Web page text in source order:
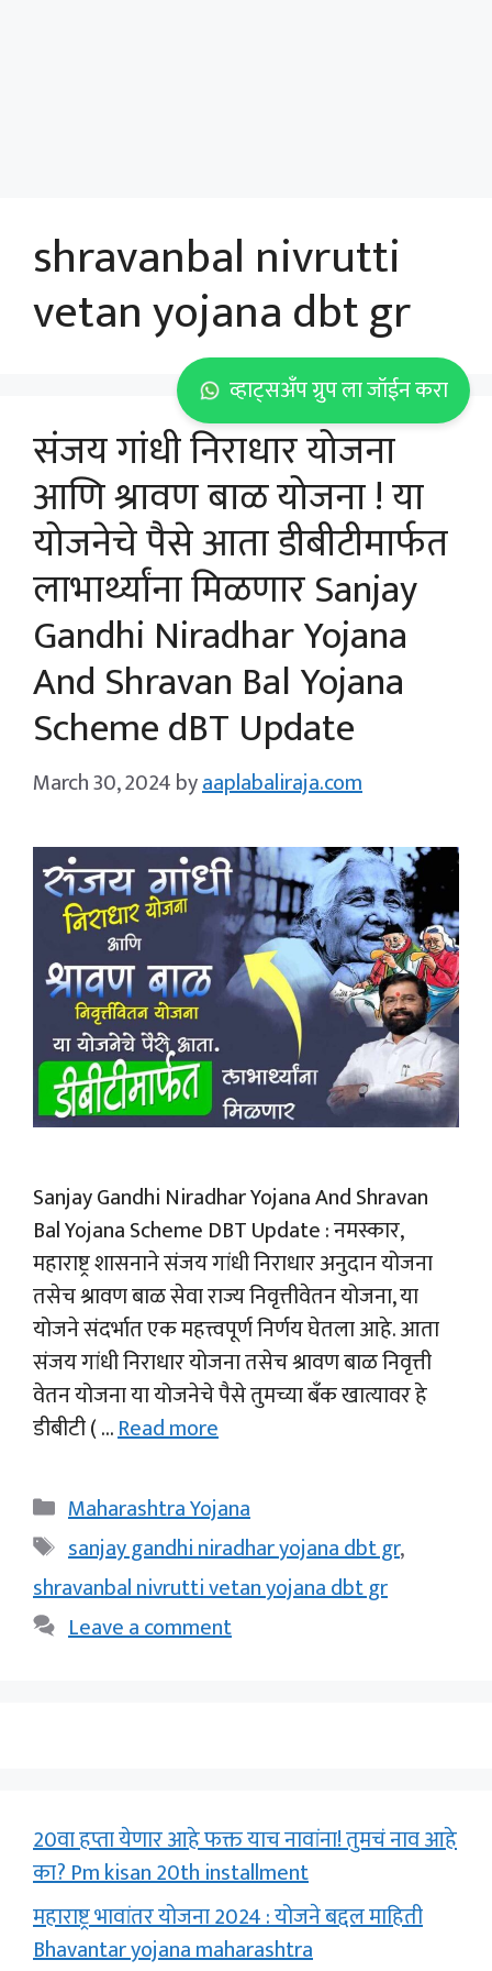
shravanbal nivrutti
vetan yojana dbt gr
संजय गांधी निराधार योजना
आणि श्रावण बाळ योजना ! या
योजनेचे पैसे आता डीबीटीमार्फत
लाभार्थ्यांना मिळणार Sanjay
Gandhi Niradhar Yojana
And Shravan Bal Yojana
Scheme dBT Update
March 30, 2024byaaplabaliraja.com
Sanjay Gandhi Niradhar Yojana And Shravan
Bal Yojana Scheme DBT Update : नमस्कार,
महाराष्ट्र शासनाने संजय गांधी निराधार अनुदान योजना
तसेच श्रावण बाळ सेवा राज्य निवृत्तीवेतन योजना, या
योजने संदर्भात एक महत्त्वपूर्ण निर्णय घेतला आहे. आता
संजय गांधी निराधार योजना तसेच श्रावण बाळ निवृत्ती
वेतन योजना या योजनेचे पैसे तुमच्या बँक खात्यावर हे
डीबीटी ( …Read more
Categories
Maharashtra Yojana
Tags
sanjay gandhi niradhar yojana dbt gr,
shravanbal nivrutti vetan yojana dbt gr
Leave a comment
व्हाट्सअँप ग्रुप ला जॉईन करा
20वा हप्ता येणार आहे फक्त याच नावांना! तुमचं नाव आहे
का? Pm kisan 20th installment
महाराष्ट्र भावांतर योजना 2024 : योजने बद्दल माहिती
Bhavantar yojana maharashtra